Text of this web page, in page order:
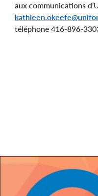
aux communications
téléphone 416-896-